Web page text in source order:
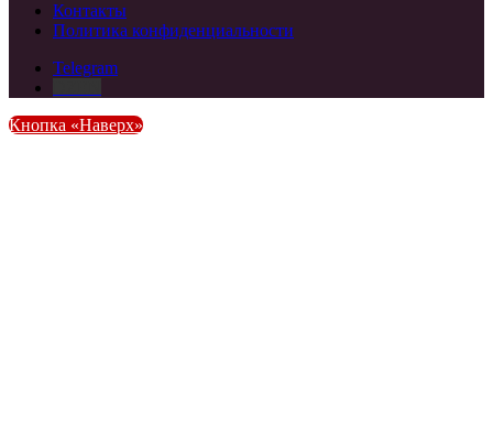
Контакты
Политика конфиденциальности
Telegram
Кнопка «Наверх»